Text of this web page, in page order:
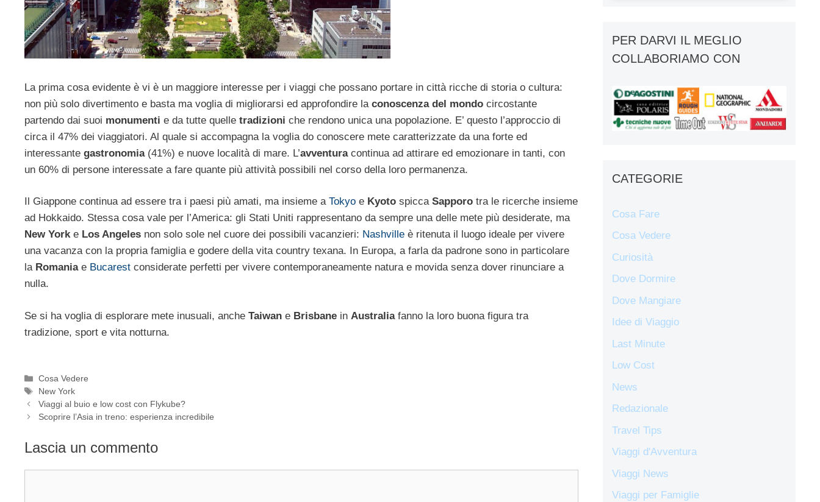
La prima cosa evidente è vi è un maggiore interesse per i viaggi che possano portare in città ricche di storia o cultura:
non più solo divertimento e basta ma voglia di migliorarsi ed approfondire la conoscenza del mondo circostante
partendo dai suoi monumenti e da tutte quelle tradizioni che rendono unica una popolazione. E’ questo l’approccio di
circa il 47% dei viaggiatori. Al quale si accompagna la voglia do conoscere mete caratterizzate da una forte ed
interessante gastronomia(41%) e nuove località di mare. L’avventuracontinua ad attirare ed emozionare in tanti, con
un 60% di persone interessate a fare quante più attività possibili nel corso della loro permanenza.
Il Giappone continua ad essere tra i paesi più amati, ma insieme a Tokyo e Kyoto spicca Sapporo tra le ricerche insieme
ad Hokkaido. Stessa cosa vale per l’America: gli Stati Uniti rappresentano da sempre una delle mete più desiderate, ma
New Yorke Los Angeles non solo sole nel cuore dei possibili vacanzieri: Nashville è ritenuta il luogo ideale per vivere
una vacanza con la propria famiglia e godere della vita country texana. In Europa, a farla da padrone sono in particolare
la Romaniae Bucarest considerate perfetti per vivere contemporaneamente natura e movida senza dover rinunciare a
nulla.
Se si ha voglia di esplorare mete inusuali, anche Taiwan e Brisbane in Australiafanno la loro buona figura tra
tradizione, sport e vita notturna.
Categorie
Cosa Vedere
Tag
New York
Viaggi al buio e low cost con Flykube?
Scoprire l’Asia in treno: esperienza incredibile
Lascia un commento
PER DARVI IL MEGLIO
COLLABORIAMO CON
CATEGORIE
Cosa Fare
Cosa Vedere
Curiosità
Dove Dormire
Dove Mangiare
Idee di Viaggio
Last Minute
Low Cost
News
Redazionale
Travel Tips
Viaggi d'Avventura
Viaggi News
Viaggi per Famiglie